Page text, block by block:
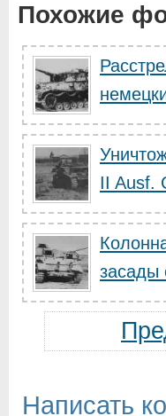
Похожие
II Ausf.
засады
Написать